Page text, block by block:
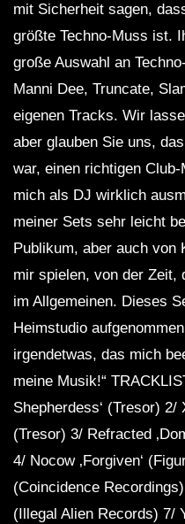
mit Sicherheit sagen,
größte Techno-Muss ist.
große Auswahl an
Manni Dee, Truncate,
eigenen Tracks. Wir
aber glauben Sie uns,
war, einen richtigen
mich als DJ wirklich
meiner Sets sehr leicht
Publikum, aber auch von
mir spielen, von der Zeit,
im Allgemeinen. Dieses
Heimstudio
irgendetwas, das mich
meine Musik!“
Shepherdess‘ (Tresor) 2/
(Tresor) 3/ Refracted
4/ Nocow ‚Forgiven‘
(Coincidence
(Illegal Alien Records) 7/